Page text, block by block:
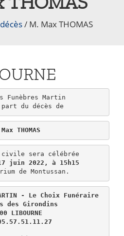
/ M. Max THOMAS
Funèbres Martin
du décès de
THOMAS
civile sera célébrée
juin 2022, à 15h15
de Montussan.
- Le Choix Funéraire
des Girondins
LIBOURNE